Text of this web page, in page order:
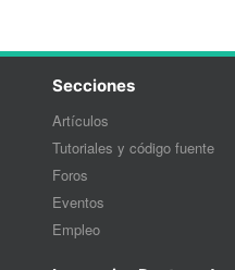
Secciones
Artículos
Tutoriales y código fuente
Foros
Eventos
Empleo